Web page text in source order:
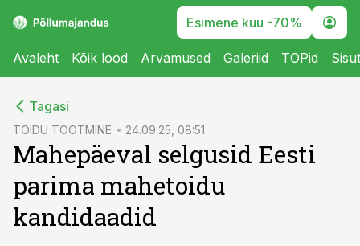
Esimene kuu -70%
Avaleht Kõik lood Arvamused Galeriid TOPid
Tagasi
TOIDU TOOTMINE 24.09.25, 08:51
Mahepäeval selgusid Eesti
parima mahetoidu
kandidaadid